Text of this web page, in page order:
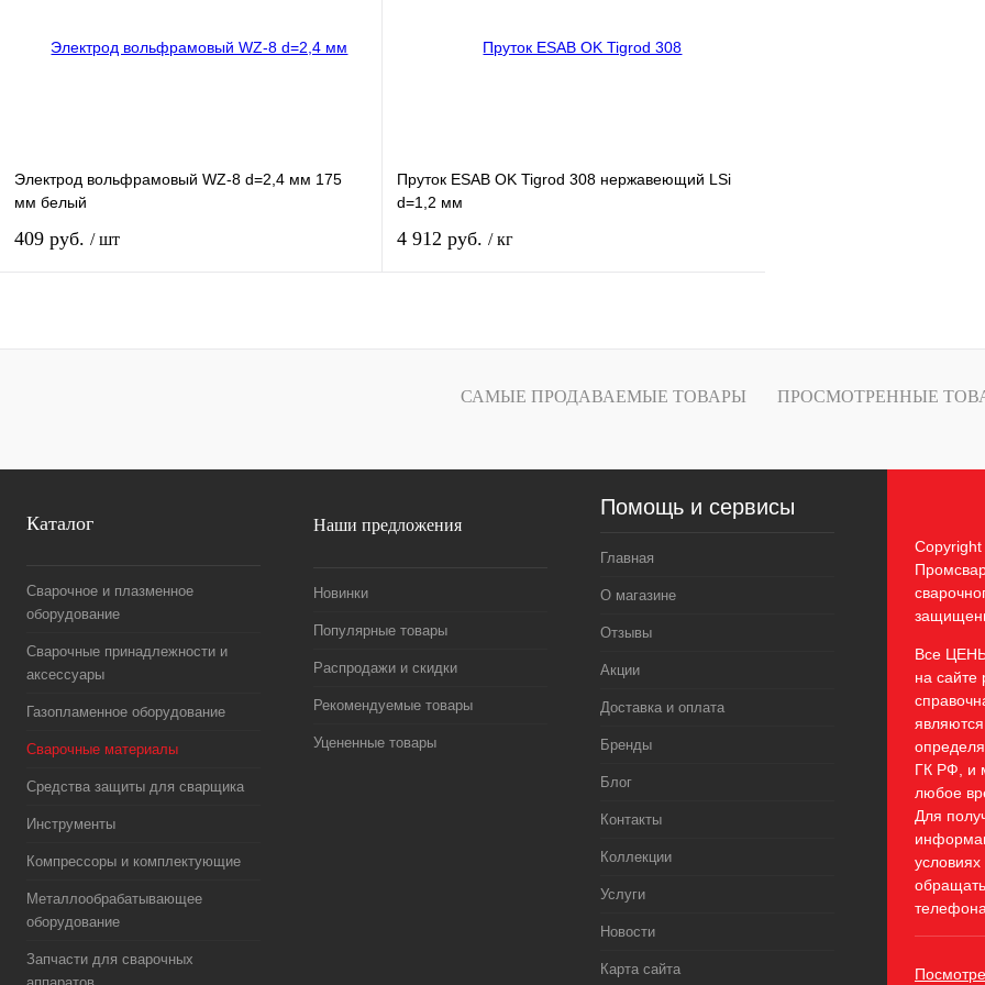
Электрод вольфрамовый WZ-8 d=2,4 мм 175
мм белый
409 руб. / шт
Пруток ESAB OK Tigrod 308 нержавеющий LSi
d=1,2 мм
4 912 руб. / кг
В избранное
В
САМЫЕ ПРОДАВАЕМЫЕ ТОВАРЫ ПРОСМОТРЕННЫЕ
Каталог
Сварочное и плазменное
оборудование
Сварочные принадлежности и
аксессуары
Газопламенное оборудование
Сварочные материалы
Средства защиты для сварщика
Инструменты
Компрессоры и комплектующие
Металлообрабатывающее
оборудование
Запчасти для сварочных
Наши предложения
Новинки
Популярные товары
Распродажи и скидки
Рекомендуемые товары
Уцененные товары
Помощь и сервисы
Главная
О магазине
Отзывы
Акции
Доставка и оплата
Бренды
Блог
Контакты
Коллекции
Услуги
Новости
Карта сайта
Все
на сайте
ГК РФ, и
любое
Для
условиях